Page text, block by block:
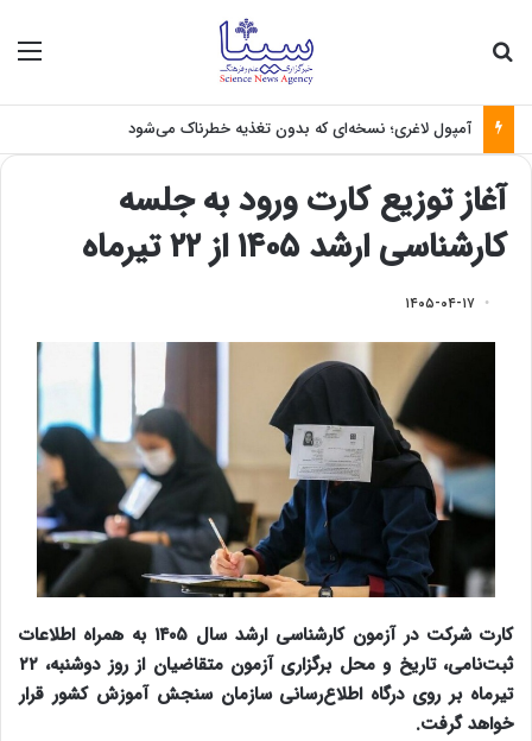
آمپول لاغری؛ نسخه‌ای که بدون تغذیه خطرناک می‌شود
آغاز توزیع کارت ورود به جلسه
کارشناسی ارشد ۱۴۰۵ از ۲۲ تیرماه
۱۴۰۵-۰۴-۱۷
کارت شرکت در آزمون کارشناسی ارشد سال ۱۴۰۵ به همراه اطلاعات
ثبت‌نامی، تاریخ و محل برگزاری آزمون متقاضیان از روز دوشنبه، ۲۲
تیرماه بر روی درگاه اطلاع‌رسانی سازمان سنجش آموزش کشور قرار
خواهد گرفت.